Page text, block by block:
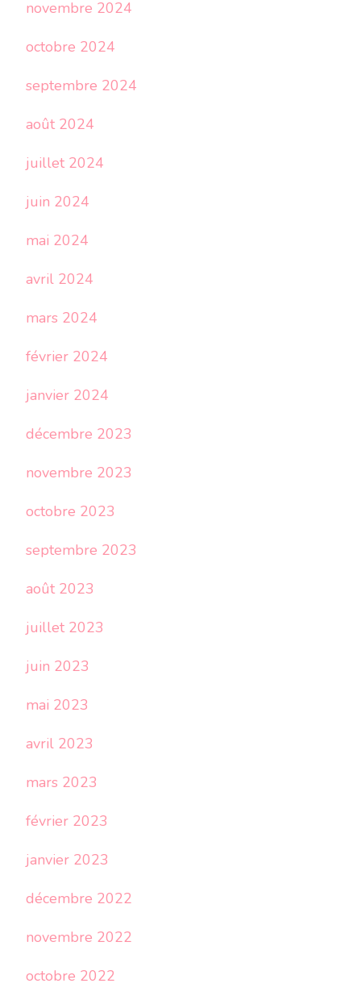
novembre 2024
octobre 2024
septembre 2024
août 2024
juillet 2024
juin 2024
mai 2024
avril 2024
mars 2024
février 2024
janvier 2024
décembre 2023
novembre 2023
octobre 2023
septembre 2023
août 2023
juillet 2023
juin 2023
mai 2023
avril 2023
mars 2023
février 2023
janvier 2023
décembre 2022
novembre 2022
octobre 2022